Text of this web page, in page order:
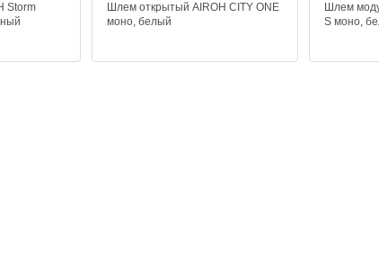
Storm
Шлем открытый AIROH CITY ONE
моно, белый
Шлем
S моно,